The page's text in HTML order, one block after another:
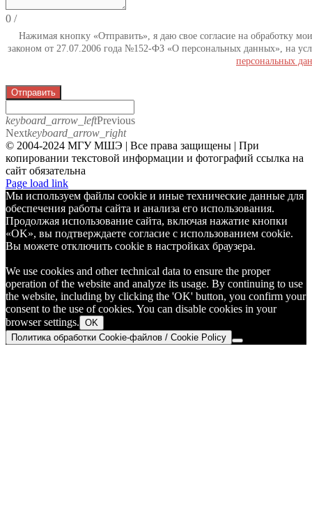
0 /
Нажимая кнопку «Отправить», я даю свое согласие на обработку
законом от 27.07.2006 года №152-ФЗ «О персональных данных», на
персональных
Отправить
keyboard_arrow_leftPrevious
Nextkeyboard_arrow_right
© 2004-2024 МГУ МШЭ | Все права защищены | При
копировании текстовой информации и фотографий ссылка на
сайт обязательна
Telegram
Page load link
Мы используем файлы cookie и иные технические данные для
обеспечения работы сайта и анализа его использования.
Продолжая использование сайта, включая нажатие кнопки
«OK», вы подтверждаете согласие с использованием cookie.
Вы можете отключить cookie в настройках браузера.
We use cookies and other technical data to ensure the proper
operation of the website and analyze its usage. By continuing to use
the website, including by clicking the 'OK' button, you confirm your
consent to the use of cookies. You can disable cookies in your
browser settings. OK
Политика обработки Cookie-файлов / Cookie Policy